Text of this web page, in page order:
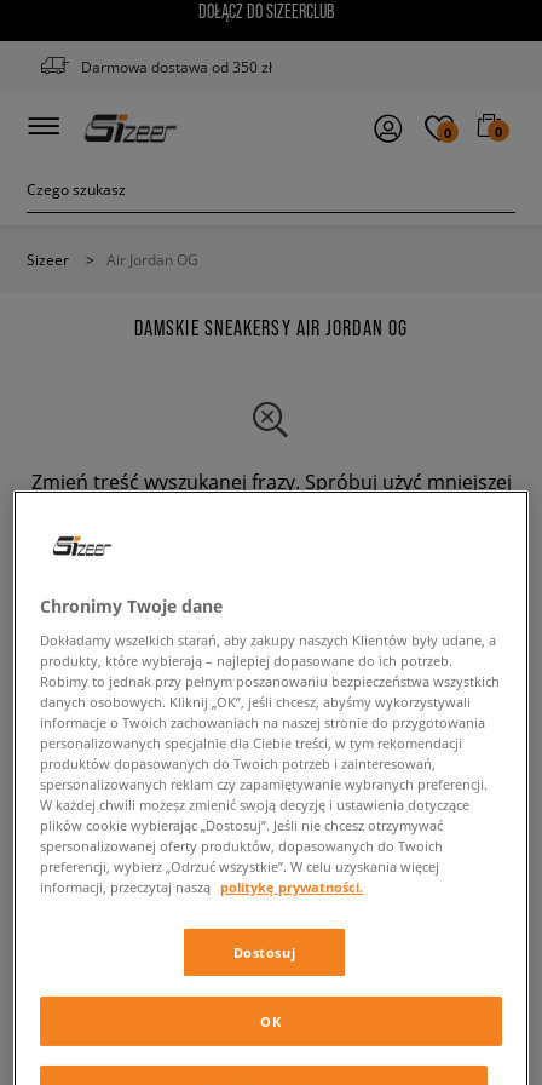
DOŁĄCZ DO SIZEERCLUB
Darmowa dostawa od 350 zł
0 0
Sizeer > Air Jordan OG
DAMSKIE SNEAKERSY AIR JORDAN OG
Zmień treść wyszukanej frazy. Spróbuj użyć mniejszej
Air Jordan OG
Jedna z ciekawszych propozycji od Air Jordan już w
Sizeer!
Jeśli zawsze z zazdrością patrzyłaś na design męskich kicksów
sygnowanych nazwiskiem jednego z najbardziej znanych zawodników
NBA, którego wybitna kariera doczekała się nawet kilkunasto
przypadną Ci do gustu damskie sneakersy
modele Jordanów, a wygoda i komfort jaki zapewniają dodatkowo
wpływa na zadowolenie z ich użytkowania.
Nie tylko na koszykarskie boisko – damskie kicksy
Chronimy Twoje dane
Dokładamy wszelkich starań, aby zakupy naszych Klientów były udane, a
produkty, które wybierają – najlepiej dopasowane do ich potrzeb.
Robimy to jednak przy pełnym poszanowaniu bezpieczeństwa wszystkich
danych osobowych. Kliknij „OK”, jeśli chcesz, abyśmy wykorzystywali
informacje o Twoich zachowaniach na naszej stronie do przygotowania
personalizowanych specjalnie dla Ciebie treści, w tym rekomendacji
produktów dopasowanych do Twoich potrzeb i zainteresowań,
spersonalizowanych reklam czy zapamiętywanie wybranych preferencji.
W każdej chwili możesz zmienić swoją decyzję i ustawienia dotyczące
plików cookie wybierając „Dostosuj”. Jeśli nie chcesz otrzymywać
spersonalizowanej oferty produktów, dopasowanych do Twoich
preferencji, wybierz „Odrzuć wszystkie”. W celu uzyskania więcej
informacji, przeczytaj naszą politykę prywatności.
Dostosuj
OK